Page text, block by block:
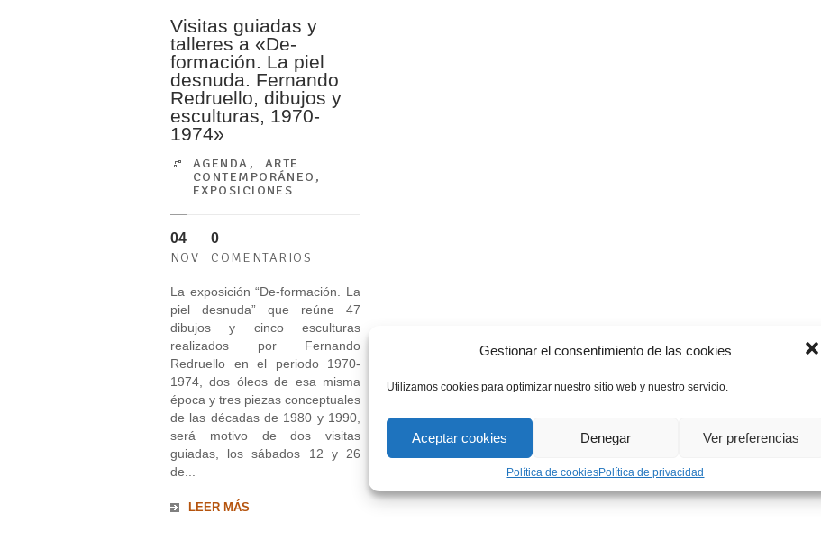
Gestionar el consentimiento de las cookies
Utilizamos cookies para optimizar nuestro sitio web y nuestro servicio.
Aceptar cookies Denegar Ver preferencias
Política de cookiesPolítica de privacidad
Visitas guiadas y
talleres a «De-
formación. La piel
desnuda. Fernando
Redruello, dibujos y
esculturas, 1970-
1974»
AGENDA , ARTE
CONTEMPORÁNEO ,
EXPOSICIONES
04
NOV
0
COMENTARIOS
La exposición “De-formación. La
piel desnuda” que reúne 47
dibujos y cinco esculturas
realizados por Fernando
Redruello en el periodo 1970-
1974, dos óleos de esa misma
época y tres piezas conceptuales
de las décadas de 1980 y 1990,
será motivo de dos visitas
guiadas, los sábados 12 y 26
de...
LEER MÁS